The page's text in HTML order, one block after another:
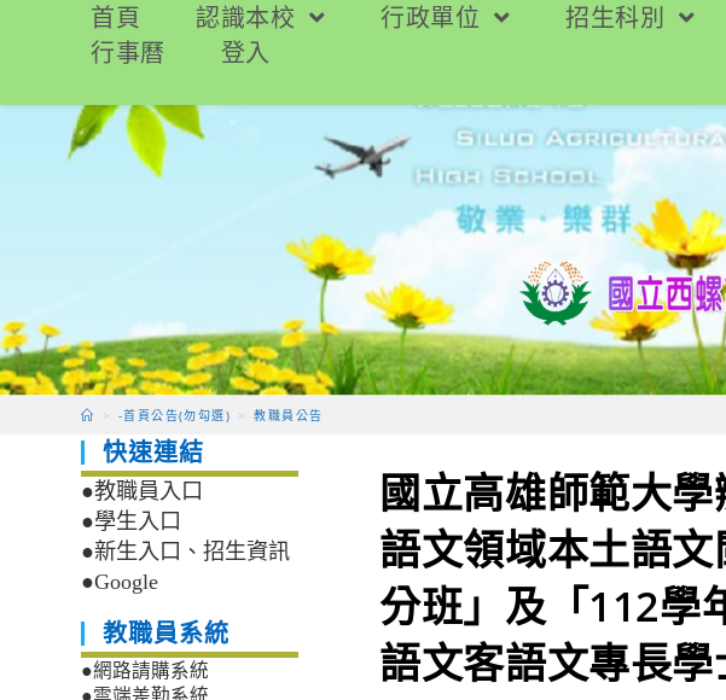
要
首頁 認識本校 行政單位 招生科別
行事曆
登入
> -首頁公告(勿勾選) > 教職員公告
國立高雄師範大
語文領域本土語
分班」及「112學
語文客語文專長
快速連結
●教職員入口
●學生入口
●新生入口、招生資訊
●Google
教職員系統
●網路請購系統